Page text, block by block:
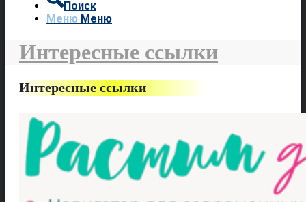
Поиск
Меню Меню
Интересные ссылки
Интересные ссылки